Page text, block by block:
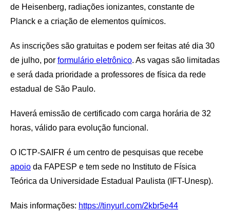
de Heisenberg, radiações ionizantes, constante de
Planck e a criação de elementos químicos.
As inscrições são gratuitas e podem ser feitas até dia 30
de julho, por formulário eletrônico. As vagas são limitadas
e será dada prioridade a professores de física da rede
estadual de São Paulo.
Haverá emissão de certificado com carga horária de 32
horas, válido para evolução funcional.
O ICTP-SAIFR é um centro de pesquisas que recebe
apoio da FAPESP e tem sede no Instituto de Física
Teórica da Universidade Estadual Paulista (IFT-Unesp).
Mais informações: https://tinyurl.com/2kbr5e44